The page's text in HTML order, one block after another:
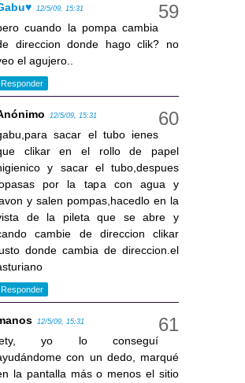
12/5/09, 15:31
cuando la pompa cambia
direccion donde hago clik? no
el agujero..
Responder
12/5/09, 15:31
sacar el tubo ienes
clikar en el rollo de papel
y sacar el tubo,despues
por la tapa con agua y
y salen pompas,hacedlo en la
de la pileta que se abre y
cambie de direccion clikar
donde cambia de direccion.el
Responder
12/5/09, 15:31
yo lo conseguí
con un dedo, marqué
la pantalla más o menos el sitio